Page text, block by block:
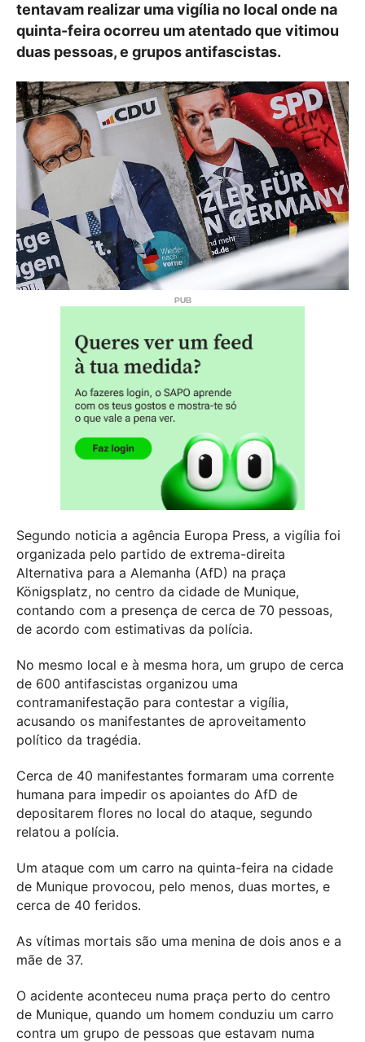
tentavam realizar uma vigília no local onde na
quinta-feira ocorreu um atentado que vitimou
duas pessoas, e grupos antifascistas.
Segundo noticia a agência Europa Press, a vigília foi
organizada pelo partido de extrema-direita
Alternativa para a Alemanha (AfD) na praça
Königsplatz, no centro da cidade de Munique,
contando com a presença de cerca de 70 pessoas,
de acordo com estimativas da polícia.
No mesmo local e à mesma hora, um grupo de cerca
de 600 antifascistas organizou uma
contramanifestação para contestar a vigília,
acusando os manifestantes de aproveitamento
político da tragédia.
Cerca de 40 manifestantes formaram uma corrente
humana para impedir os apoiantes do AfD de
depositarem flores no local do ataque, segundo
relatou a polícia.
Um ataque com um carro na quinta-feira na cidade
de Munique provocou, pelo menos, duas mortes, e
cerca de 40 feridos.
As vítimas mortais são uma menina de dois anos e a
mãe de 37.
O acidente aconteceu numa praça perto do centro
de Munique, quando um homem conduziu um carro
contra um grupo de pessoas que estavam numa